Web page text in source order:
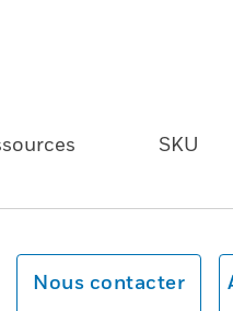
SKU
Nous contacter